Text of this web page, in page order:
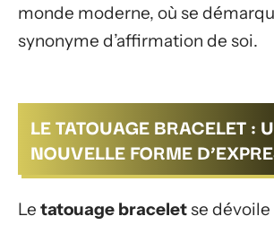
monde moderne, où se
synonyme d’affirmation de soi.
LE TATOUAGE BRACELET :
NOUVELLE FORME
Le tatouage braceletse